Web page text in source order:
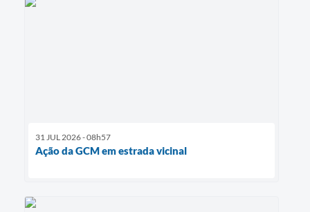
31 JUL 2026 - 08h57
Ação da GCM em estrada vicinal